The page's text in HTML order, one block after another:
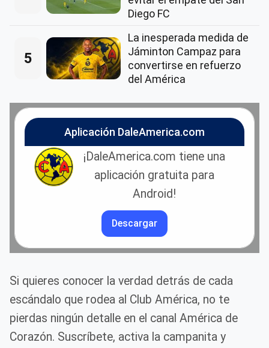
Diego FC
5
La inesperada medida de
Jáminton Campaz para
convertirse en refuerzo
del América
Aplicación DaleAmerica.com
¡DaleAmerica.com tiene una
aplicación gratuita para
Android!
Descargar
Si quieres conocer la verdad detrás de cada
escándalo que rodea al Club América, no te
pierdas ningún detalle en el canal América de
Corazón. Suscríbete, activa la campanita y